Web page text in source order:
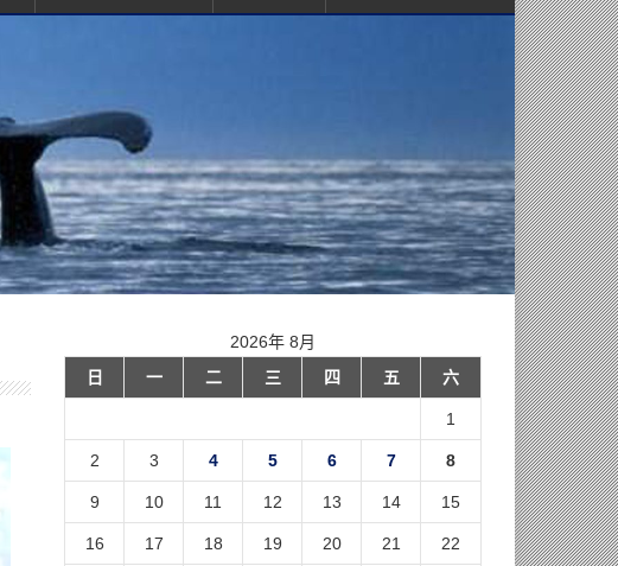
2026年 8月
日
一 二 三 四 五 六
1
2 3 4 5 6 7 8
9 10 11 12 13 14 15
16 17 18 19 20 21 22